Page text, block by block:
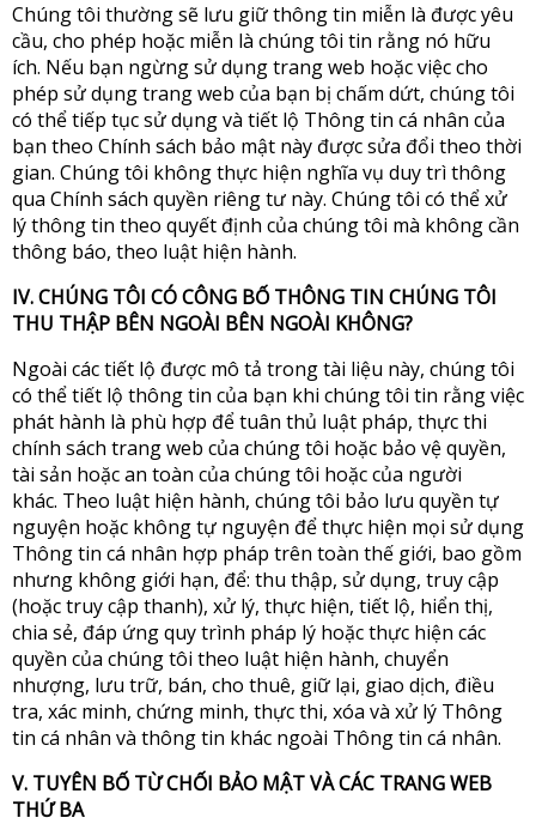
Chúng tôi thường sẽ lưu giữ thông tin miễn là được yêu
cầu, cho phép hoặc miễn là chúng tôi tin rằng nó hữu
ích. Nếu bạn ngừng sử dụng trang web hoặc việc cho
phép sử dụng trang web của bạn bị chấm dứt, chúng tôi
có thể tiếp tục sử dụng và tiết lộ Thông tin cá nhân của
bạn theo Chính sách bảo mật này được sửa đổi theo thời
gian. Chúng tôi không thực hiện nghĩa vụ duy trì thông
qua Chính sách quyền riêng tư này. Chúng tôi có thể xử
lý thông tin theo quyết định của chúng tôi mà không cần
thông báo, theo luật hiện hành.
IV. CHÚNG TÔI CÓ CÔNG BỐ THÔNG TIN CHÚNG TÔI
THU THẬP BÊN NGOÀI BÊN NGOÀI KHÔNG?
Ngoài các tiết lộ được mô tả trong tài liệu này, chúng tôi
có thể tiết lộ thông tin của bạn khi chúng tôi tin rằng việc
phát hành là phù hợp để tuân thủ luật pháp, thực thi
chính sách trang web của chúng tôi hoặc bảo vệ quyền,
tài sản hoặc an toàn của chúng tôi hoặc của người
khác. Theo luật hiện hành, chúng tôi bảo lưu quyền tự
nguyện hoặc không tự nguyện để thực hiện mọi sử dụng
Thông tin cá nhân hợp pháp trên toàn thế giới, bao gồm
nhưng không giới hạn, để: thu thập, sử dụng, truy cập
(hoặc truy cập thanh), xử lý, thực hiện, tiết lộ, hiển thị,
chia sẻ, đáp ứng quy trình pháp lý hoặc thực hiện các
quyền của chúng tôi theo luật hiện hành, chuyển
nhượng, lưu trữ, bán, cho thuê, giữ lại, giao dịch, điều
tra, xác minh, chứng minh, thực thi, xóa và xử lý Thông
tin cá nhân và thông tin khác ngoài Thông tin cá nhân.
V. TUYÊN BỐ TỪ CHỐI BẢO MẬT VÀ CÁC TRANG WEB
THỨ BA